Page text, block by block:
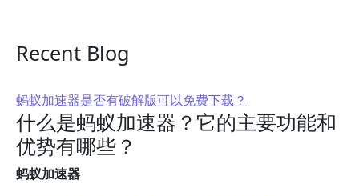
Recent Blog
蚂蚁加速器是否有破解版可以免费下载？
什么是蚂蚁加速器？它的主要功能和
优势有哪些？
蚂蚁加速器